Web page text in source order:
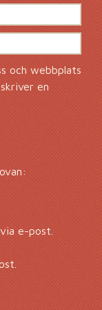
och webbplats
en
e-post.